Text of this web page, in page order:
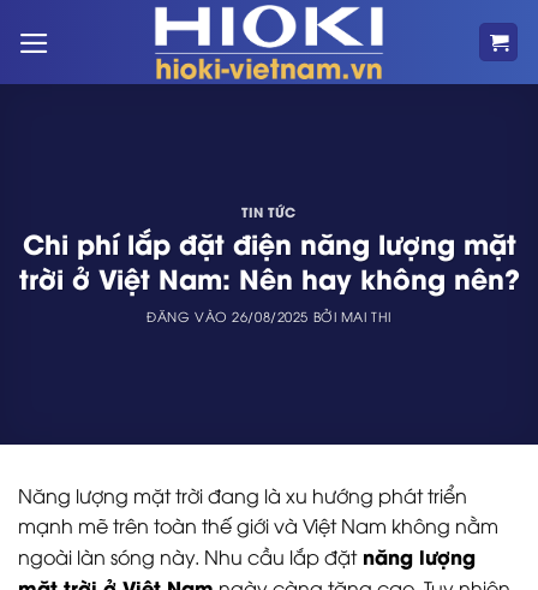
qua
TIN TỨC
Chi phí lắp đặt điện năng lượng mặt
trời ở Việt Nam: Nên hay không nên?
ĐĂNG VÀO26/08/2025 BỞI MAI THI
Năng lượng mặt trời đang là xu hướng phát triển
mạnh mẽ trên toàn thế giới và Việt Nam không nằm
ngoài làn sóng này. Nhu cầu lắp đặtnăng lượng